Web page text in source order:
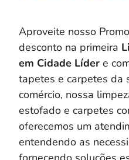
Aproveite nosso
desconto na primeira
em Cidade Líder e
tapetes e carpetes da
comércio, nossa
estofado e carpetes
oferecemos um
entendendo as